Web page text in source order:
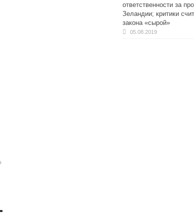
ответственности за
Зеландии; критики
закона «сырой»
05.08.2019